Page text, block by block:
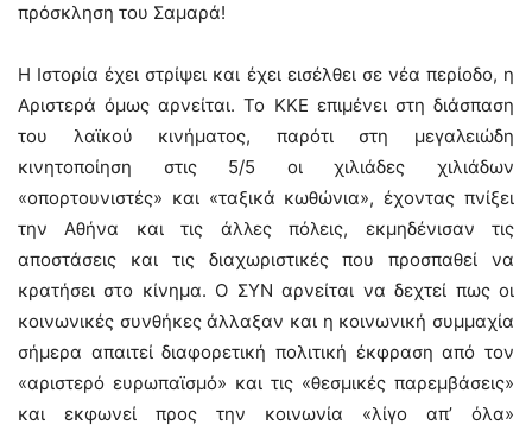
πρόσκληση του Σαμαρά!
Η Ιστορία έχει στρίψει και έχει εισέλθει σε νέα περίοδο, η
Αριστερά όμως αρνείται. Το ΚΚΕ επιμένει στη διάσπαση
του λαϊκού κινήματος, παρότι στη μεγαλειώδη
κινητοποίηση στις 5/5 οι χιλιάδες χιλιάδων
«οπορτουνιστές» και «ταξικά κωθώνια», έχοντας πνίξει
την Αθήνα και τις άλλες πόλεις, εκμηδένισαν τις
αποστάσεις και τις διαχωριστικές που προσπαθεί να
κρατήσει στο κίνημα. Ο ΣΥΝ αρνείται να δεχτεί πως οι
κοινωνικές συνθήκες άλλαξαν και η κοινωνική συμμαχία
σήμερα απαιτεί διαφορετική πολιτική έκφραση από τον
«αριστερό ευρωπαϊσμό» και τις «θεσμικές παρεμβάσεις»
και εκφωνεί προς την κοινωνία «λίγο απ’ όλα»